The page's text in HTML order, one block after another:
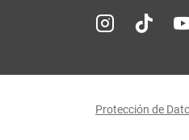
Redes
Protección de